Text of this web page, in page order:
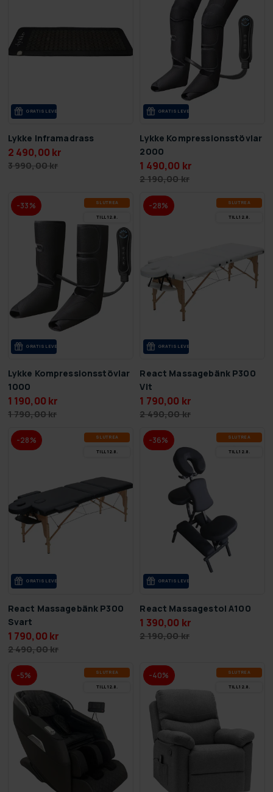
GRA­TIS LE­VE­RANS
Lykke Inframadrass
2 490,00 kr
3 990,00 kr
GRA­TIS LE­VE­RANS
Lykke Kompressionsstövlar
2000
1 490,00 kr
2 190,00 kr
-33% SLUT­REA
TILL 12.8.
GRA­TIS LE­VE­RANS
Lykke Kompressionsstövlar
1000
1 190,00 kr
1 790,00 kr
-28% SLUT­REA
TILL 12.8.
GRA­TIS LE­VE­RANS
React Massagebänk P300
Vit
1 790,00 kr
2 490,00 kr
-28% SLUT­REA
TILL 12.8.
GRA­TIS LE­VE­RANS
React Massagebänk P300
Svart
1 790,00 kr
2 490,00 kr
-36% SLUT­REA
TILL 12.8.
GRA­TIS LE­VE­RANS
React Massagestol A100
1 390,00 kr
2 190,00 kr
-5% SLUT­REA
TILL 12.8.
-40% SLUT­REA
TILL 12.8.